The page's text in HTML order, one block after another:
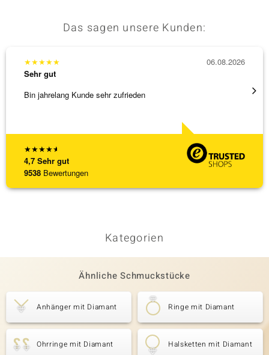
Das sagen unsere Kunden:
★★★★★
4,7 Sehr gut
9538 Bewertungen
★★★★★
Sehr gut
Bin jahrelang Kunde sehr zufrieden
06.08.2026
Top
Kategorien
Ähnliche Schmuckstücke
Anhänger mit Diamant Ringe mit Diamant
Ohrringe mit Diamant Halsketten mit Diamant